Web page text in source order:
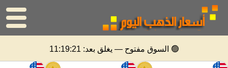
الرئيسية
🟢 السوق مفتوح — يغلق بعد: 11:19:21